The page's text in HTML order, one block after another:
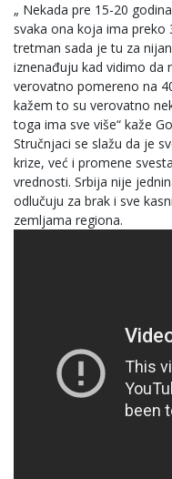
„ Nekada pre 15-20
svaka ona koja ima preko
tretman sada je tu za
iznenađuju kad vidimo da
verovatno pomereno na
kažem to su verovatno
toga ima sve više“ kaže
Stručnjaci se slažu da je
krize, već i promene
vrednosti. Srbija nije
odlučuju za brak i sve
zemljama regiona.